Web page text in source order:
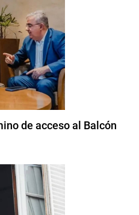
de acceso al Balcón